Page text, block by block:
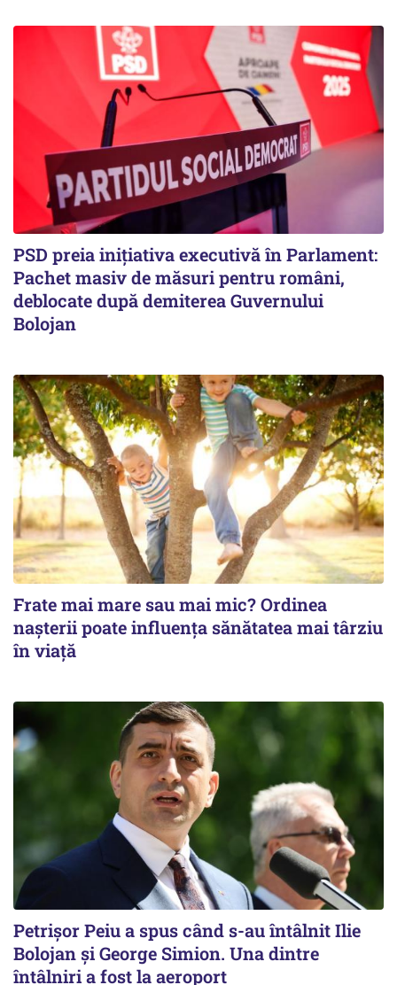
PSD preia inițiativa executivă în Parlament:
Pachet masiv de măsuri pentru români,
deblocate după demiterea Guvernului
Bolojan
Frate mai mare sau mai mic? Ordinea
nașterii poate influența sănătatea mai târziu
în viață
Petrişor Peiu a spus când s-au întâlnit Ilie
Bolojan şi George Simion. Una dintre
întâlniri a fost la aeroport